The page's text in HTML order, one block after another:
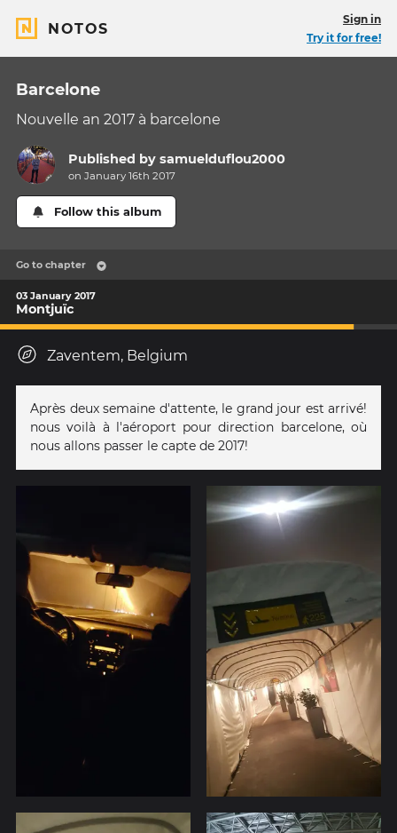
NOTOS
Sign in
Try it for free!
Barcelone
Nouvelle an 2017 à barcelone
Published bysamuelduflou2000
on January 16th 2017
Follow this album
Go to chapter
03 January 2017
Montjuïc
Zaventem, Belgium
Après deux semaine d'attente, le grand jour est arrivé!
nous voilà à l'aéroport pour direction barcelone, où
nous allons passer le capte de 2017!